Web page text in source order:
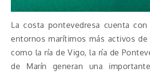
La costa pontevedresa cuenta
entornos marítimos más activos de
como la ría de Vigo, la ría de
de Marín generan una